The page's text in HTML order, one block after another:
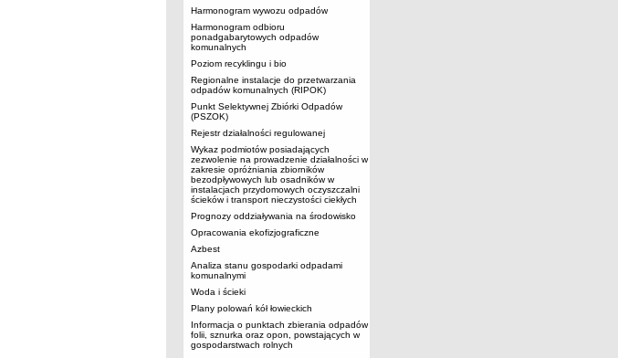
Harmonogram wywozu odpadów
Harmonogram odbioru
ponadgabarytowych odpadów
komunalnych
Poziom recyklingu i bio
Regionalne instalacje do przetwarzania
odpadów komunalnych (RIPOK)
Punkt Selektywnej Zbiórki Odpadów
(PSZOK)
Rejestr działalności regulowanej
Wykaz podmiotów posiadających
zezwolenie na prowadzenie działalności w
zakresie opróżniania zbiorników
bezodpływowych lub osadników w
instalacjach przydomowych oczyszczalni
ścieków i transport nieczystości ciekłych
Prognozy oddziaływania na środowisko
Opracowania ekofizjograficzne
Azbest
Analiza stanu gospodarki odpadami
komunalnymi
Woda i ścieki
Plany polowań kół łowieckich
Informacja o punktach zbierania odpadów
folii, sznurka oraz opon, powstających w
gospodarstwach rolnych